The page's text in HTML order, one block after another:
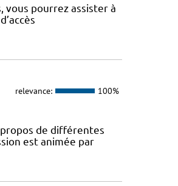
vous pourrez assister à
relevance: 100%
de différentes
est animée par